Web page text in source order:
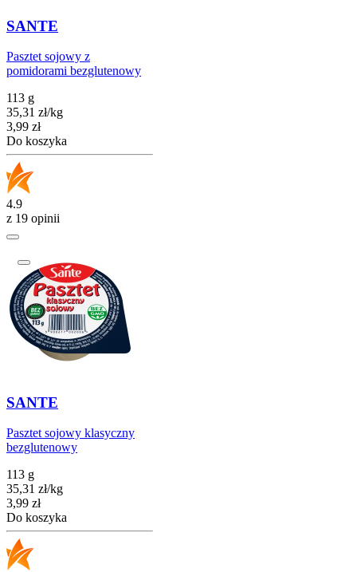
SANTE
Pasztet sojowy z
pomidorami bezglutenowy
113 g
35,31 zł/kg
Cena
3,99 zł
Do koszyka
4.9
z 19 opinii
SANTE
Pasztet sojowy klasyczny
bezglutenowy
113 g
35,31 zł/kg
Cena
3,99 zł
Do koszyka